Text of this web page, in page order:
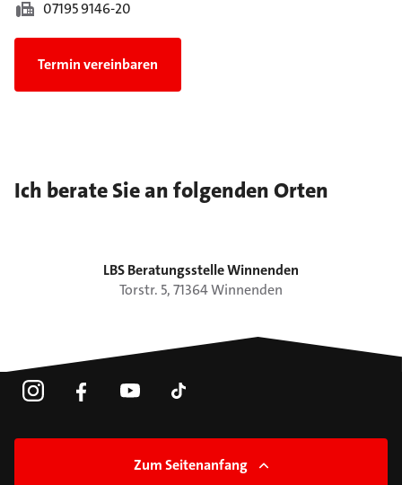
07195 9146-20
Termin vereinbaren
Ich berate Sie an folgenden Orten
LBS Beratungsstelle Winnenden
Torstr. 5,71364Winnenden
Zum Seitenanfang